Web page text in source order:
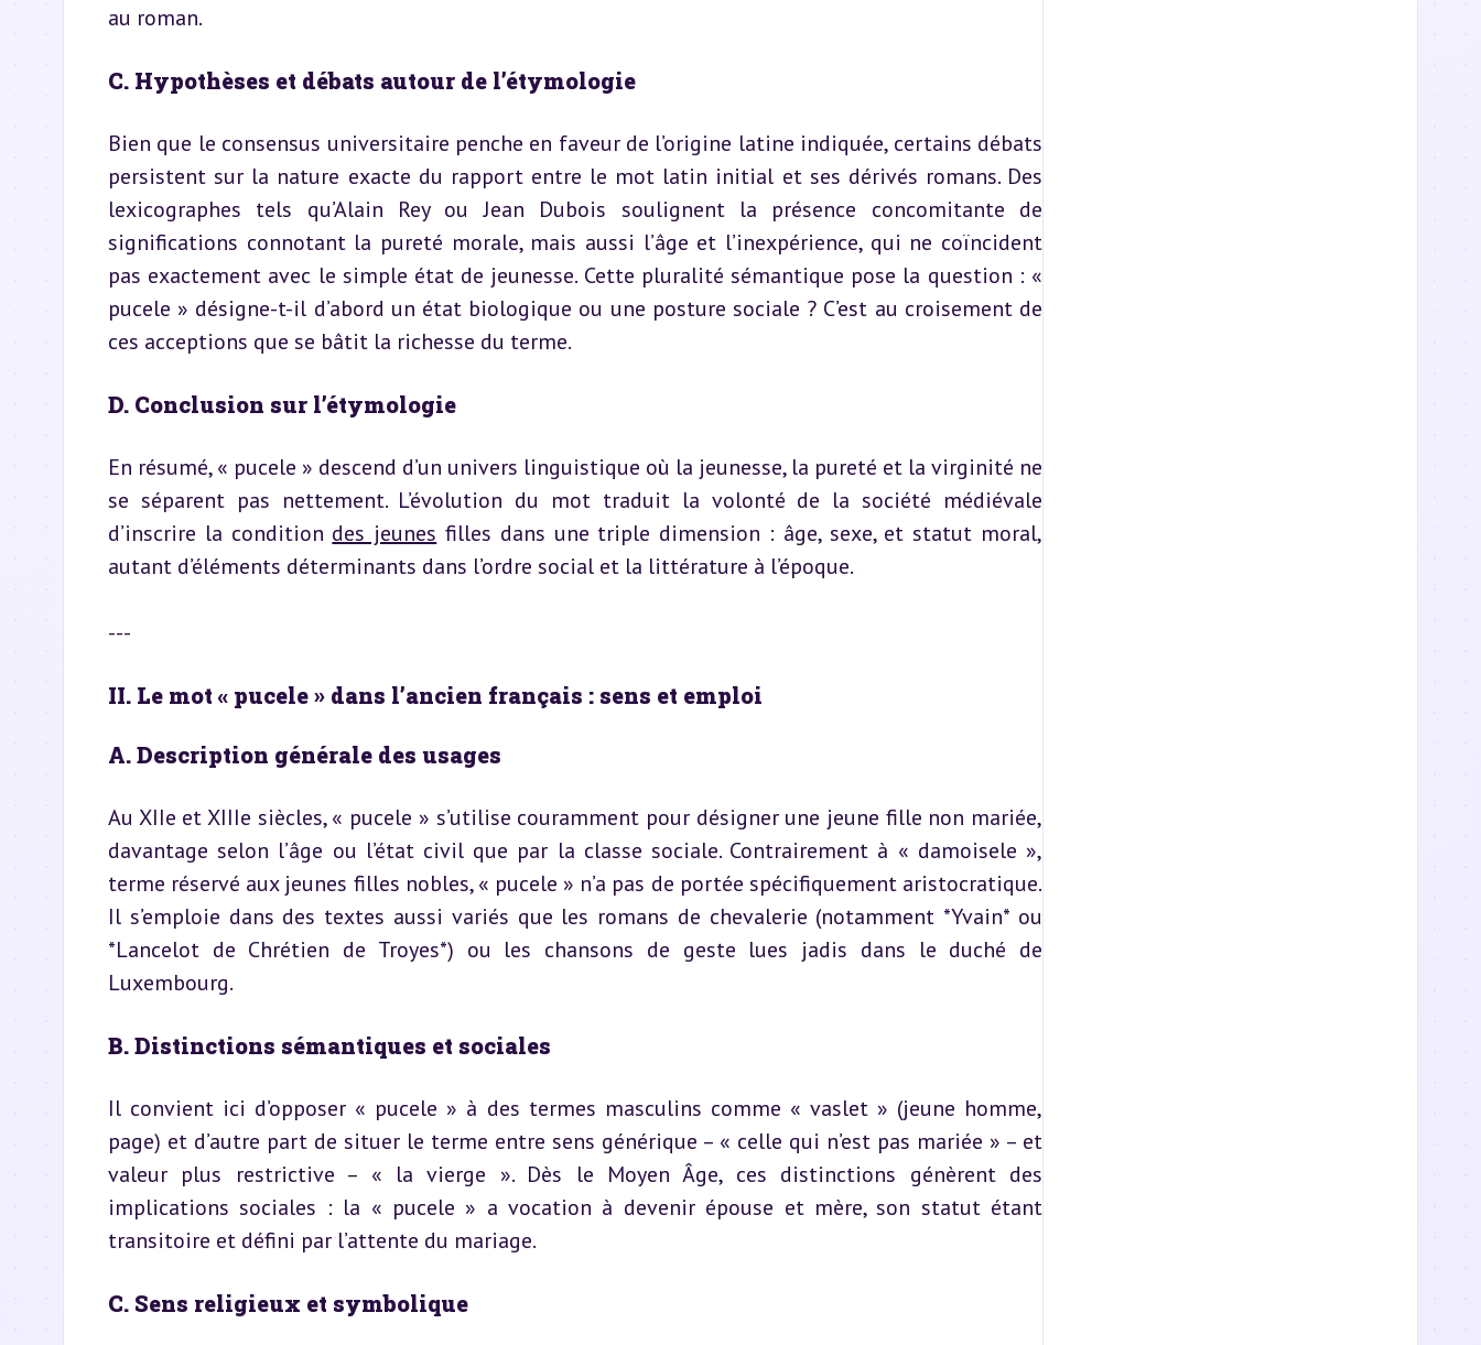
au roman.
C. Hypothèses et débats autour de l’étymologie
Bien que le consensus universitaire penche en faveur de l’origine latine indiquée, certains débats
persistent sur la nature exacte du rapport entre le mot latin initial et ses dérivés romans. Des
lexicographes tels qu’Alain Rey ou Jean Dubois soulignent la présence concomitante de
significations connotant la pureté morale, mais aussi l’âge et l’inexpérience, qui ne coïncident
pas exactement avec le simple état de jeunesse. Cette pluralité sémantique pose la question : «
pucele » désigne-t-il d’abord un état biologique ou une posture sociale ? C’est au croisement de
ces acceptions que se bâtit la richesse du terme.
D. Conclusion sur l’étymologie
En résumé, « pucele » descend d’un univers linguistique où la jeunesse, la pureté et la virginité ne
se séparent pas nettement. L’évolution du mot traduit la volonté de la société médiévale
d’inscrire la condition des jeunes filles dans une triple dimension : âge, sexe, et statut moral,
autant d’éléments déterminants dans l’ordre social et la littérature à l’époque.
---
II. Le mot « pucele » dans l’ancien français : sens et emploi
A. Description générale des usages
Au XIIe et XIIIe siècles, « pucele » s’utilise couramment pour désigner une jeune fille non mariée,
davantage selon l’âge ou l’état civil que par la classe sociale. Contrairement à « damoisele »,
terme réservé aux jeunes filles nobles, « pucele » n’a pas de portée spécifiquement aristocratique.
Il s’emploie dans des textes aussi variés que les romans de chevalerie (notamment *Yvain* ou
*Lancelot de Chrétien de Troyes*) ou les chansons de geste lues jadis dans le duché de
Luxembourg.
B. Distinctions sémantiques et sociales
Il convient ici d’opposer « pucele » à des termes masculins comme « vaslet » (jeune homme,
page) et d’autre part de situer le terme entre sens générique – « celle qui n’est pas mariée » – et
valeur plus restrictive – « la vierge ». Dès le Moyen Âge, ces distinctions génèrent des
implications sociales : la « pucele » a vocation à devenir épouse et mère, son statut étant
transitoire et défini par l’attente du mariage.
C. Sens religieux et symbolique